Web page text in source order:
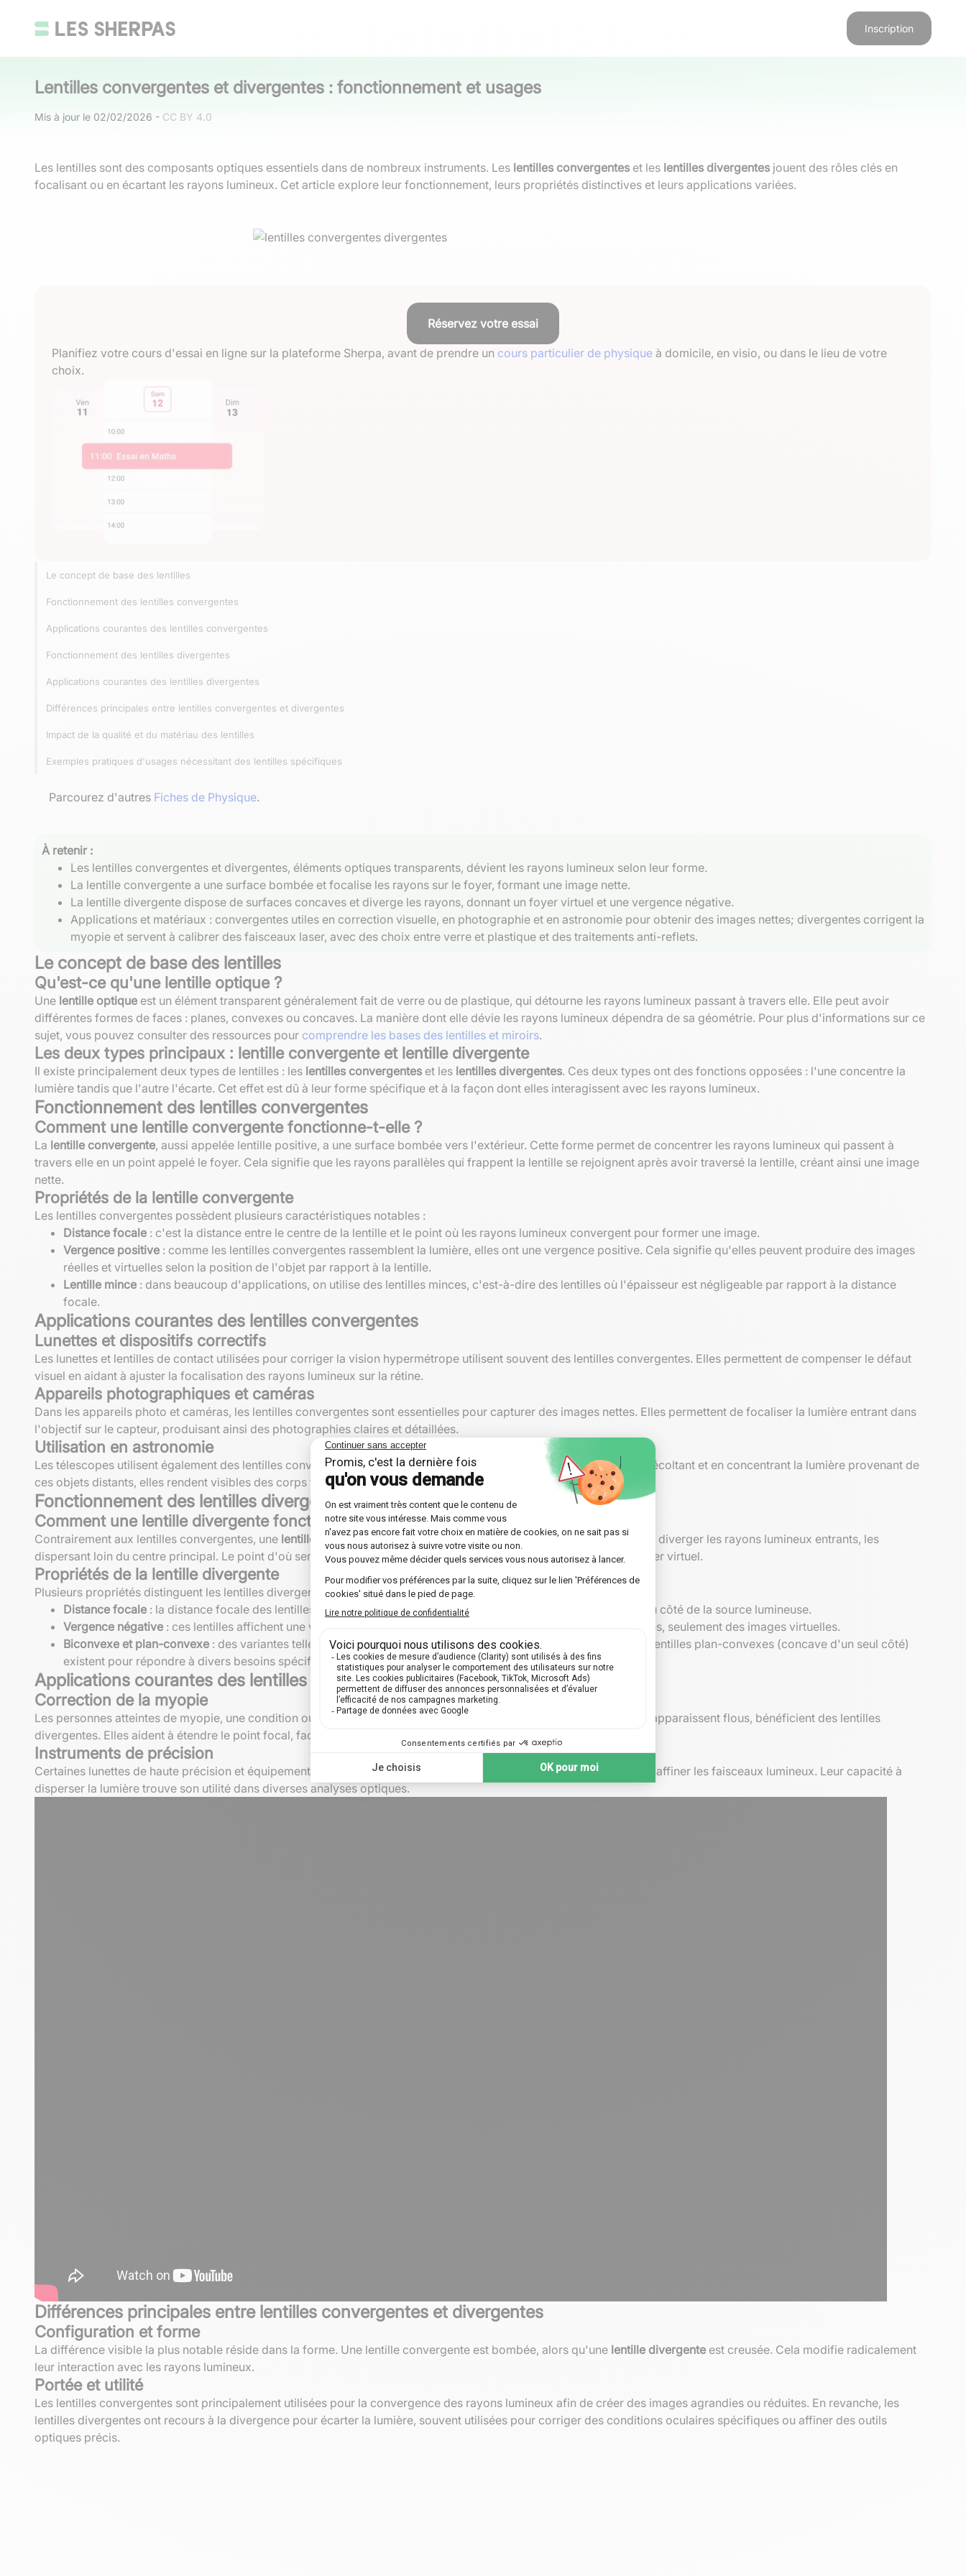
Inscription
Lentilles convergentes et divergentes : fonctionnement et usages
Mis à jour le 02/02/2026 - CC BY 4.0
Les lentilles sont des composants optiques essentiels dans de nombreux instruments. Les lentilles convergentes et les lentilles divergentes jouent des rôles clés en
focalisant ou en écartant les rayons lumineux. Cet article explore leur fonctionnement, leurs propriétés distinctives et leurs applications variées.
Réservez votre essai
Planifiez votre cours d'essai en ligne sur la plateforme Sherpa, avant de prendre un cours particulier de physique à domicile, en visio, ou dans le lieu de votre
choix.
Le concept de base des lentilles
Fonctionnement des lentilles convergentes
Applications courantes des lentilles convergentes
Fonctionnement des lentilles divergentes
Applications courantes des lentilles divergentes
Différences principales entre lentilles convergentes et divergentes
Impact de la qualité et du matériau des lentilles
Exemples pratiques d'usages nécessitant des lentilles spécifiques
Parcourez d'autres Fiches de Physique.
À retenir :
Les lentilles convergentes et divergentes, éléments optiques transparents, dévient les rayons lumineux selon leur forme.
La lentille convergente a une surface bombée et focalise les rayons sur le foyer, formant une image nette.
La lentille divergente dispose de surfaces concaves et diverge les rayons, donnant un foyer virtuel et une vergence négative.
Applications et matériaux : convergentes utiles en correction visuelle, en photographie et en astronomie pour obtenir des images nettes; divergentes corrigent la
myopie et servent à calibrer des faisceaux laser, avec des choix entre verre et plastique et des traitements anti-reflets.
Le concept de base des lentilles
Qu'est-ce qu'une lentille optique ?
Une lentille optique est un élément transparent généralement fait de verre ou de plastique, qui détourne les rayons lumineux passant à travers elle. Elle peut avoir
différentes formes de faces : planes, convexes ou concaves. La manière dont elle dévie les rayons lumineux dépendra de sa géométrie. Pour plus d'informations sur ce
sujet, vous pouvez consulter des ressources pour comprendre les bases des lentilles et miroirs.
Les deux types principaux : lentille convergente et lentille divergente
Il existe principalement deux types de lentilles : les lentilles convergentes et les lentilles divergentes. Ces deux types ont des fonctions opposées : l'une concentre la
lumière tandis que l'autre l'écarte. Cet effet est dû à leur forme spécifique et à la façon dont elles interagissent avec les rayons lumineux.
Fonctionnement des lentilles convergentes
Comment une lentille convergente fonctionne-t-elle ?
La lentille convergente, aussi appelée lentille positive, a une surface bombée vers l'extérieur. Cette forme permet de concentrer les rayons lumineux qui passent à
travers elle en un point appelé le foyer. Cela signifie que les rayons parallèles qui frappent la lentille se rejoignent après avoir traversé la lentille, créant ainsi une image
nette.
Propriétés de la lentille convergente
Les lentilles convergentes possèdent plusieurs caractéristiques notables :
Distance focale : c'est la distance entre le centre de la lentille et le point où les rayons lumineux convergent pour former une image.
Vergence positive : comme les lentilles convergentes rassemblent la lumière, elles ont une vergence positive. Cela signifie qu'elles peuvent produire des images
réelles et virtuelles selon la position de l'objet par rapport à la lentille.
Lentille mince : dans beaucoup d'applications, on utilise des lentilles minces, c'est-à-dire des lentilles où l'épaisseur est négligeable par rapport à la distance
focale.
Applications courantes des lentilles convergentes
Lunettes et dispositifs correctifs
Les lunettes et lentilles de contact utilisées pour corriger la vision hypermétrope utilisent souvent des lentilles convergentes. Elles permettent de compenser le défaut
visuel en aidant à ajuster la focalisation des rayons lumineux sur la rétine.
Appareils photographiques et caméras
Dans les appareils photo et caméras, les lentilles convergentes sont essentielles pour capturer des images nettes. Elles permettent de focaliser la lumière entrant dans
l'objectif sur le capteur, produisant ainsi des photographies claires et détaillées.
Utilisation en astronomie
Les télescopes utilisent également des lentilles convergentes pour observer les étoiles et autres objets célestes. En récoltant et en concentrant la lumière provenant de
ces objets distants, elles rendent visibles des corps très éloignés.
Fonctionnement des lentilles divergentes
Comment une lentille divergente fonctionne-t-elle ?
Contrairement aux lentilles convergentes, une lentille divergentedispose de surfaces concaves. Sa configuration fait diverger les rayons lumineux entrants, les
dispersant loin du centre principal. Le point d'où semblent provenir ces rayons après leur traversée est appelé le foyer virtuel.
Propriétés de la lentille divergente
Plusieurs propriétés distinguent les lentilles divergentes :
Distance focale : la distance focale des lentilles divergentes est négative, signifiant qu'elle semble se trouver du côté de la source lumineuse.
Vergence négative : ces lentilles affichent une vergence négative. Elles ne peuvent pas produire d'images réelles, seulement des images virtuelles.
Biconvexe et plan-convexe : des variantes telles que les lentilles biconvexes (concaves de chaque côté) et les lentilles plan-convexes (concave d'un seul côté)
existent pour répondre à divers besoins spécifiques.
Applications courantes des lentilles divergentes
Correction de la myopie
Les personnes atteintes de myopie, une condition où les objets proches sont vus clairement mais les objets distants apparaissent flous, bénéficient des lentilles
divergentes. Elles aident à étendre le point focal, facilitant ainsi une vision claire à longue distance.
Instruments de précision
Certaines lunettes de haute précision et équipements scientifiques intègrent des lentilles divergentes pour calibrer et affiner les faisceaux lumineux. Leur capacité à
disperser la lumière trouve son utilité dans diverses analyses optiques.
Différences principales entre lentilles convergentes et divergentes
Configuration et forme
La différence visible la plus notable réside dans la forme. Une lentille convergente est bombée, alors qu'une lentille divergente est creusée. Cela modifie radicalement
leur interaction avec les rayons lumineux.
Portée et utilité
Les lentilles convergentes sont principalement utilisées pour la convergence des rayons lumineux afin de créer des images agrandies ou réduites. En revanche, les
lentilles divergentes ont recours à la divergence pour écarter la lumière, souvent utilisées pour corriger des conditions oculaires spécifiques ou affiner des outils
optiques précis.